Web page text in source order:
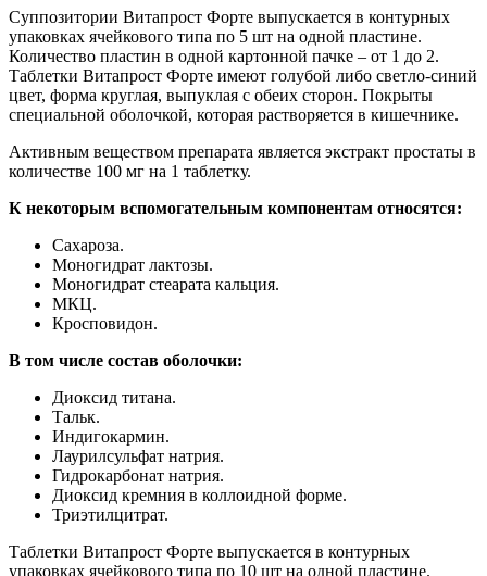
Суппозитории Витапрост Форте выпускается в контурных
упаковках ячейкового типа по 5 шт на одной пластине.
Количество пластин в одной картонной пачке – от 1 до 2.
Таблетки Витапрост Форте имеют голубой либо светло-синий
цвет, форма круглая, выпуклая с обеих сторон. Покрыты
специальной оболочкой, которая растворяется в кишечнике.
Активным веществом препарата является экстракт простаты в
количестве 100 мг на 1 таблетку.
К некоторым вспомогательным компонентам относятся:
Сахароза.
Моногидрат лактозы.
Моногидрат стеарата кальция.
МКЦ.
Кросповидон.
В том числе состав оболочки:
Диоксид титана.
Тальк.
Индигокармин.
Лаурилсульфат натрия.
Гидрокарбонат натрия.
Диоксид кремния в коллоидной форме.
Триэтилцитрат.
Таблетки Витапрост Форте выпускается в контурных
упаковках ячейкового типа по 10 шт на одной пластине.